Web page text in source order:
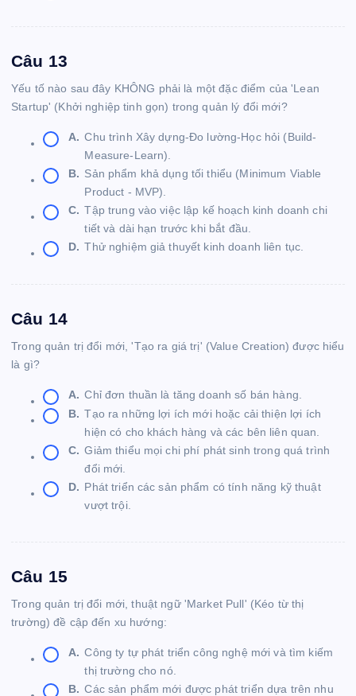
Câu 13
Yếu tố nào sau đây KHÔNG phải là một đặc điểm của 'Lean
Startup' (Khởi nghiệp tinh gọn) trong quản lý đổi mới?
A. Chu trình Xây dựng-Đo lường-Học hỏi (Build-
Measure-Learn).
B. Sản phẩm khả dụng tối thiểu (Minimum Viable
Product - MVP).
C. Tập trung vào việc lập kế hoạch kinh doanh chi
tiết và dài hạn trước khi bắt đầu.
D. Thử nghiệm giả thuyết kinh doanh liên tục.
Câu 14
Trong quản trị đổi mới, 'Tạo ra giá trị' (Value Creation) được hiểu
là gì?
A. Chỉ đơn thuần là tăng doanh số bán hàng.
B. Tạo ra những lợi ích mới hoặc cải thiện lợi ích
hiện có cho khách hàng và các bên liên quan.
C. Giảm thiểu mọi chi phí phát sinh trong quá trình
đổi mới.
D. Phát triển các sản phẩm có tính năng kỹ thuật
vượt trội.
Câu 15
Trong quản trị đổi mới, thuật ngữ 'Market Pull' (Kéo từ thị
trường) đề cập đến xu hướng:
A. Công ty tự phát triển công nghệ mới và tìm kiếm
thị trường cho nó.
B. Các sản phẩm mới được phát triển dựa trên nhu